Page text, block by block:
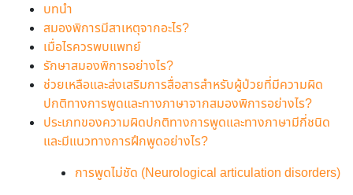
บทนำ
สมองพิการมีสาเหตุจากอะไร?
เมื่อไรควรพบแพทย์
รักษาสมองพิการอย่างไร?
ช่วยเหลือและส่งเสริมการสื่อสารสำหรับผู้ป่วยที่มีความผิด
ปกติทางการพูดและทางภาษาจากสมองพิการอย่างไร?
ประเภทของความผิดปกติทางการพูดและทางภาษามีกี่ชนิด
และมีแนวทางการฝึกพูดอย่างไร?
การพูดไม่ชัด (Neurological articulation disorders)